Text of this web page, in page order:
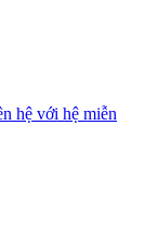
hệ với hệ miễn